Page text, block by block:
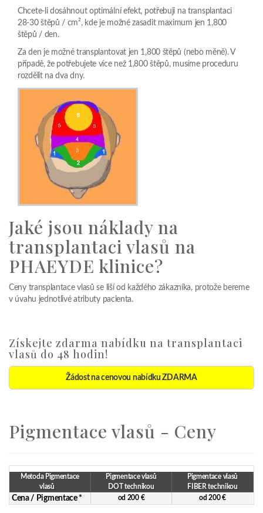
Chcete-li dosáhnout optimální efekt, potřebuji na transplantaci
28-30 štěpů / cm², kde je možné zasadit maximum jen 1,800
štěpů / den.
Za den je možné transplantovat jen 1,800 štěpů (nebo měně). V
případě, že potřebujete více než 1,800 štěpů, musíme proceduru
rozdělit na dva dny.
Jaké jsou náklady na
transplantaci vlasů na
PHAEYDE klinice?
Ceny transplantace vlasů se liší od každého zákazníka, protože bereme
v úvahu jednotlivé atributy pacienta.
Získejte zdarma nabídku na transplantaci
vlasů do 48 hodin!
Žádost na cenovou nabídku ZDARMA
Pigmentace vlasů - Ceny
Metoda Pigmentace
vlasů
Pigmentace vlasů
DOT technikou
Pigmentace vlasů
FIBER technikou
Cena / Pigmentace * od 200 € od 200 €